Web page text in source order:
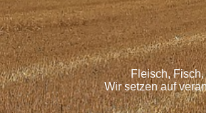
Fleisch,
Wir setzen auf